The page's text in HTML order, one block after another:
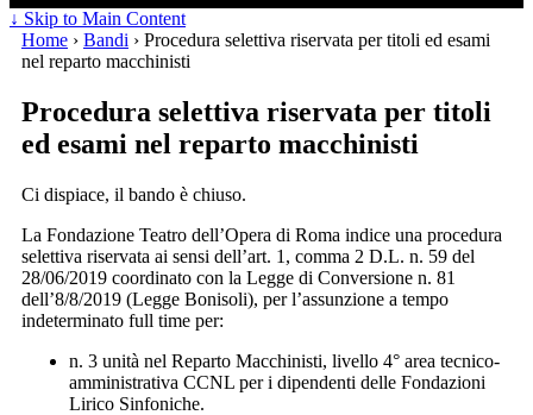
↓ Skip to Main Content
Home › Bandi › Procedura selettiva riservata per titoli ed esami
nel reparto macchinisti
Procedura selettiva riservata per titoli
ed esami nel reparto macchinisti
Ci dispiace, il bando è chiuso.
La Fondazione Teatro dell’Opera di Roma indice una procedura
selettiva riservata ai sensi dell’art. 1, comma 2 D.L. n. 59 del
28/06/2019 coordinato con la Legge di Conversione n. 81
dell’8/8/2019 (Legge Bonisoli), per l’assunzione a tempo
indeterminato full time per:
n. 3 unità nel Reparto Macchinisti, livello 4° area tecnico-
amministrativa CCNL per i dipendenti delle Fondazioni
Lirico Sinfoniche.